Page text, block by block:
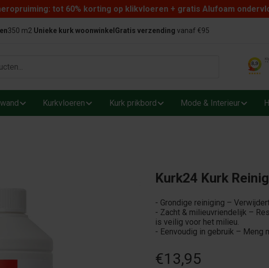
tot 60% korting op klikvloeren + gratis Alufoam
350 m2 Unieke kurk woonwinkel Gratis verzending vanaf €95
Kurkvloeren Kurk prikbord Mode & Interieur
Kurk24 Kurk
- Grondige reiniging –
- Zacht & milieuvriendelijk –
is veilig voor het milieu.
- Eenvoudig in gebruik – Meng
€13,95